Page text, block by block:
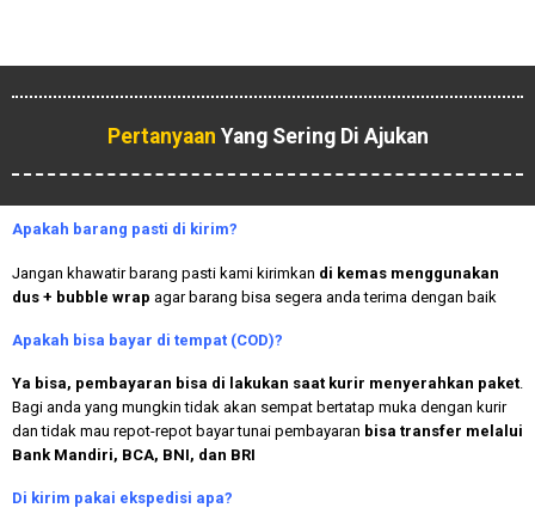
Pertanyaan Yang Sering Di Ajukan
Apakah barang pasti di kirim?
Jangan khawatir barang pasti kami kirimkan di kemas menggunakan
dus + bubble wrap agar barang bisa segera anda terima dengan baik
Apakah bisa bayar di tempat (COD)?
Ya bisa, pembayaran bisa di lakukan saat kurir menyerahkan paket.
Bagi anda yang mungkin tidak akan sempat bertatap muka dengan kurir
dan tidak mau repot-repot bayar tunai pembayaran bisa transfer melalui
Bank Mandiri, BCA, BNI, dan BRI
Di kirim pakai ekspedisi apa?